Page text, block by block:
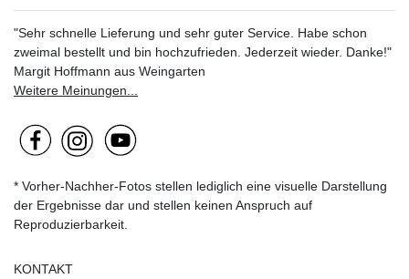
"Sehr schnelle Lieferung und sehr guter Service. Habe schon
zweimal bestellt und bin hochzufrieden. Jederzeit wieder. Danke!"
Margit Hoffmann aus Weingarten
Weitere Meinungen...
* Vorher-Nachher-Fotos stellen lediglich eine visuelle Darstellung
der Ergebnisse dar und stellen keinen Anspruch auf
Reproduzierbarkeit.
KONTAKT